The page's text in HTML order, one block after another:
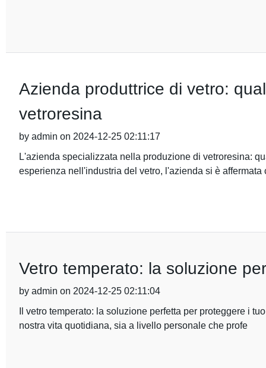
Azienda produttrice di vetro:
vetroresina
by admin on 2024-12-25 02:11:17
L'azienda specializzata nella produzione di vetroresina:
esperienza nell'industria del vetro, l'azienda si è affermata
Vetro temperato: la soluzione
by admin on 2024-12-25 02:11:04
Il vetro temperato: la soluzione perfetta per proteggere i
nostra vita quotidiana, sia a livello personale che profe